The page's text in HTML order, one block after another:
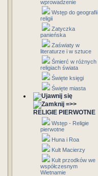
wprowadzenie
Wstęp do geografii
religii
Zatyczka
panieńska
Zaświaty w
literaturze i w sztuce
Śmierć w różnych
religiach świata
Święte księgi
Święte miasta
=>>
RELIGIE PIERWOTNE
Wstęp - Religie
pierwotne
Huna i Roa
Kult Macierzy
Kult przodków we
współczesnym
Wietnamie